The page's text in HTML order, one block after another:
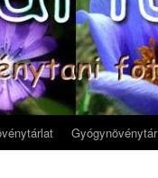
Gyógynövénytár